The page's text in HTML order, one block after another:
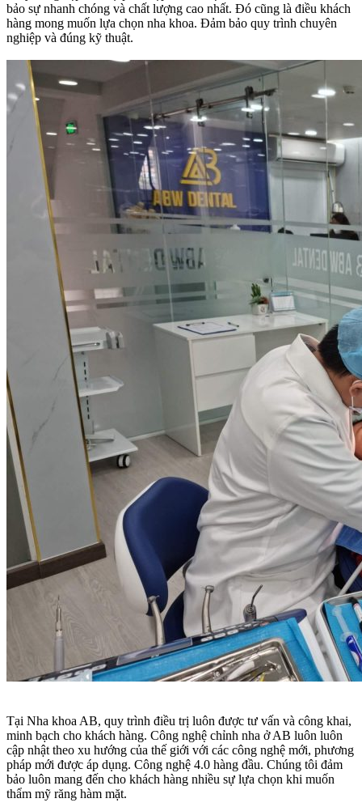
bảo sự nhanh chóng và chất lượng cao nhất. Đó cũng là điều khách
hàng mong muốn lựa chọn nha khoa. Đảm bảo quy trình chuyên
nghiệp và đúng kỹ thuật.
Tại Nha khoa AB, quy trình điều trị luôn được tư vấn và công khai,
minh bạch cho khách hàng. Công nghệ chỉnh nha ở AB luôn luôn
cập nhật theo xu hướng của thế giới với các công nghệ mới, phương
pháp mới được áp dụng. Công nghệ 4.0 hàng đầu. Chúng tôi đảm
bảo luôn mang đến cho khách hàng nhiều sự lựa chọn khi muốn
thẩm mỹ răng hàm mặt.